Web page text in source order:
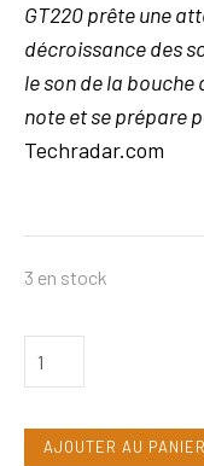
GT220 prête une
décroissance des
le son de la bouche
note et se prépare
Techradar.com
3 en stock
quantité
de
GT220
AJOUTER AU PANIER